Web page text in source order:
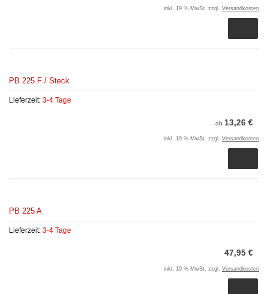
inkl. 19 % MwSt. zzgl. Versandkosten
PB 225 F / Steck
Lieferzeit: 3-4 Tage
ab 13,26 €
inkl. 19 % MwSt. zzgl. Versandkosten
PB 225 A
Lieferzeit: 3-4 Tage
47,95 €
inkl. 19 % MwSt. zzgl. Versandkosten